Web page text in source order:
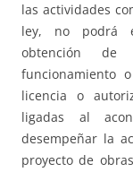
las actividades
ley, no podrá
obtención de
funcionamiento
licencia o
ligadas al
desempeñar la
proyecto de